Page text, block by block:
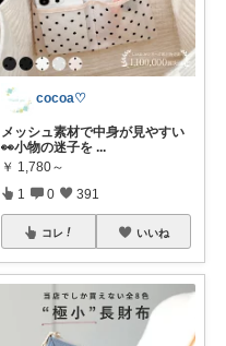
cocoa♡
メッシュ素材で中身が見やすい
👀小物の迷子を ...
￥ 1,780～
1 0 391
コレ いいね